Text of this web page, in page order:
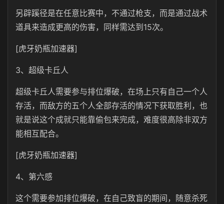
另辟蹊径是在任意比赛中，不通过枪支，而是通过战术
道具来造成更高的伤害，同样需达到15次。
[虎牙奶瓶加速器]
3、超级卡丘人
超级卡丘人需要参与排位爆破，在场上只有自己一个人
存活，而敌方的五个人全部存活的情况下获取胜利，也
就是说这个成就只能靠偷包来完成，难度很高除非双方
能相互配合。
[虎牙奶瓶加速器]
4、第六感
这个需要参加排位爆破，在自己致盲的期间，随意杀死